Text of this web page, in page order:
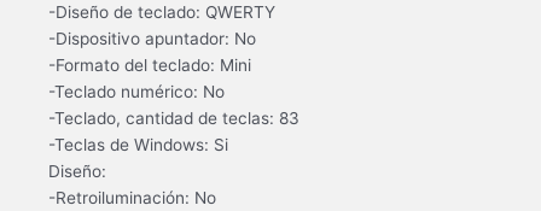
-Diseño de teclado: QWERTY
-Dispositivo apuntador: No
-Formato del teclado: Mini
-Teclado numérico: No
-Teclado, cantidad de teclas: 83
-Teclas de Windows: Si
Diseño:
-Retroiluminación: No